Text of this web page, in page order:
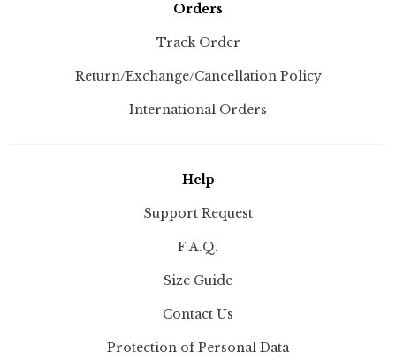
Orders
Track Order
Return/Exchange/Cancellation Policy
International Orders
Help
Support Request
F.A.Q.
Size Guide
Contact Us
Protection of Personal Data